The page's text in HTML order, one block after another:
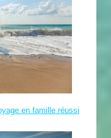
en famille réussi